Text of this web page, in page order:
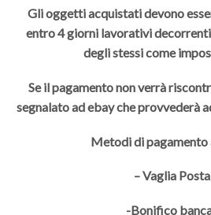
Gli oggetti acquistati devono
entro 4 giorni lavorativi
degli stessi come
Se il pagamento non verrà
segnalato ad ebay che provvederà
Metodi di
– Vaglia
-Bonifico